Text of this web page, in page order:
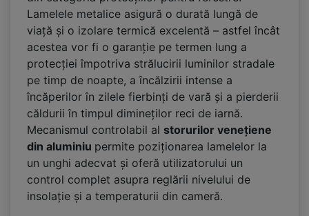
Lamelele metalice asigură o durată lungă de
viață și o izolare termică excelentă – astfel încât
acestea vor fi o garanție pe termen lung a
protecției împotriva strălucirii luminilor stradale
pe timp de noapte, a încălzirii intense a
încăperilor în zilele fierbinți de vară și a pierderii
căldurii în timpul dimineților reci de iarnă.
Mecanismul controlabil al storurilor venețiene
din aluminiu permite poziționarea lamelelor la
un unghi adecvat și oferă utilizatorului un
control complet asupra reglării nivelului de
insolație și a temperaturii din cameră.